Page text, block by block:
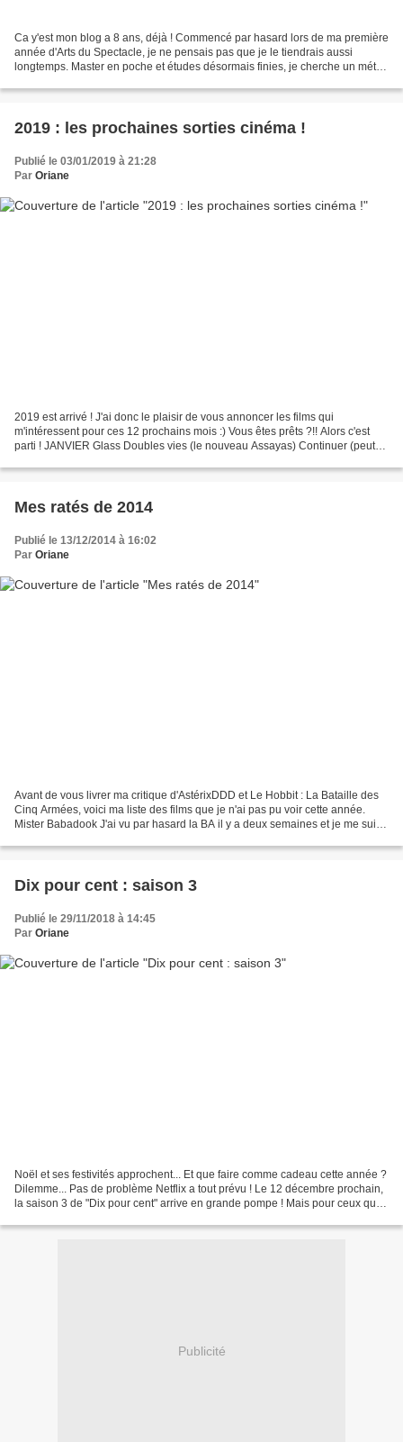
Ca y'est mon blog a 8 ans, déjà ! Commencé par hasard lors de ma première
année d'Arts du Spectacle, je ne pensais pas que je le tiendrais aussi
longtemps. Master en poche et études désormais finies, je cherche un métier
2019 : les prochaines sorties cinéma !
Publié le 03/01/2019 à 21:28
Par Oriane
2019 est arrivé ! J'ai donc le plaisir de vous annoncer les films qui
m'intéressent pour ces 12 prochains mois :) Vous êtes prêts ?!! Alors c'est
parti ! JANVIER Glass Doubles vies (le nouveau Assayas) Continuer (peut-
Mes ratés de 2014
Publié le 13/12/2014 à 16:02
Par Oriane
Avant de vous livrer ma critique d'AstérixDDD et Le Hobbit : La Bataille des
Cinq Armées, voici ma liste des films que je n'ai pas pu voir cette année.
Mister Babadook J'ai vu par hasard la BA il y a deux semaines et je me suis
Dix pour cent : saison 3
Publié le 29/11/2018 à 14:45
Par Oriane
Noël et ses festivités approchent... Et que faire comme cadeau cette année ?
Dilemme... Pas de problème Netflix a tout prévu ! Le 12 décembre prochain,
la saison 3 de "Dix pour cent" arrive en grande pompe ! Mais pour ceux qui
Publicité